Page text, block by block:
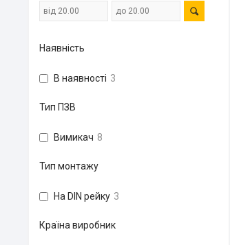
Наявність
В наявності 3
Тип ПЗВ
Вимикач 8
Тип монтажу
На DIN рейку 3
Країна виробник